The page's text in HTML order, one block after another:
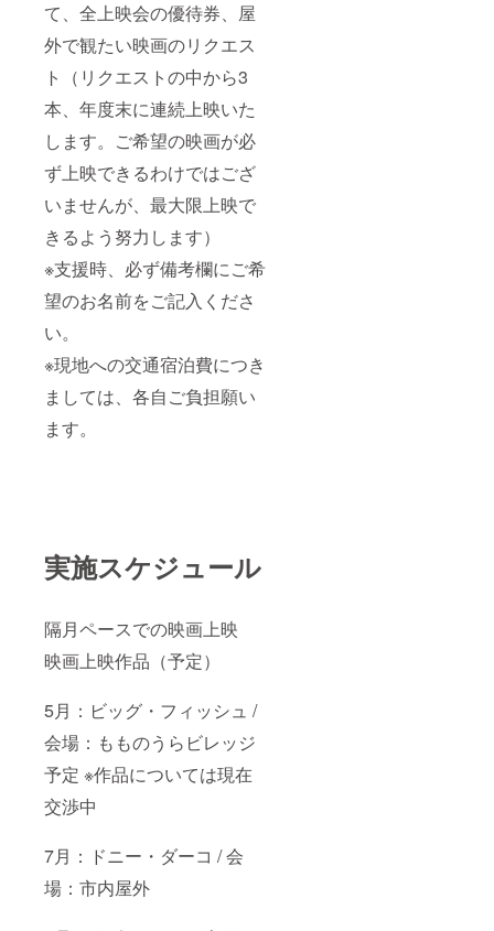
て、全上映会の優待券、屋
外で観たい映画のリクエス
ト（リクエストの中から3
本、年度末に連続上映いた
します。ご希望の映画が必
ず上映できるわけではござ
いませんが、最大限上映で
きるよう努力します）
※支援時、必ず備考欄にご希
望のお名前をご記入くださ
い。
※現地への交通宿泊費につき
ましては、各自ご負担願い
ます。
実施スケジュール
隔月ペースでの映画上映
映画上映作品（予定）
5月：ビッグ・フィッシュ /
会場：もものうらビレッジ
予定 ※作品については現在
交渉中
7月：ドニー・ダーコ / 会
場：市内屋外